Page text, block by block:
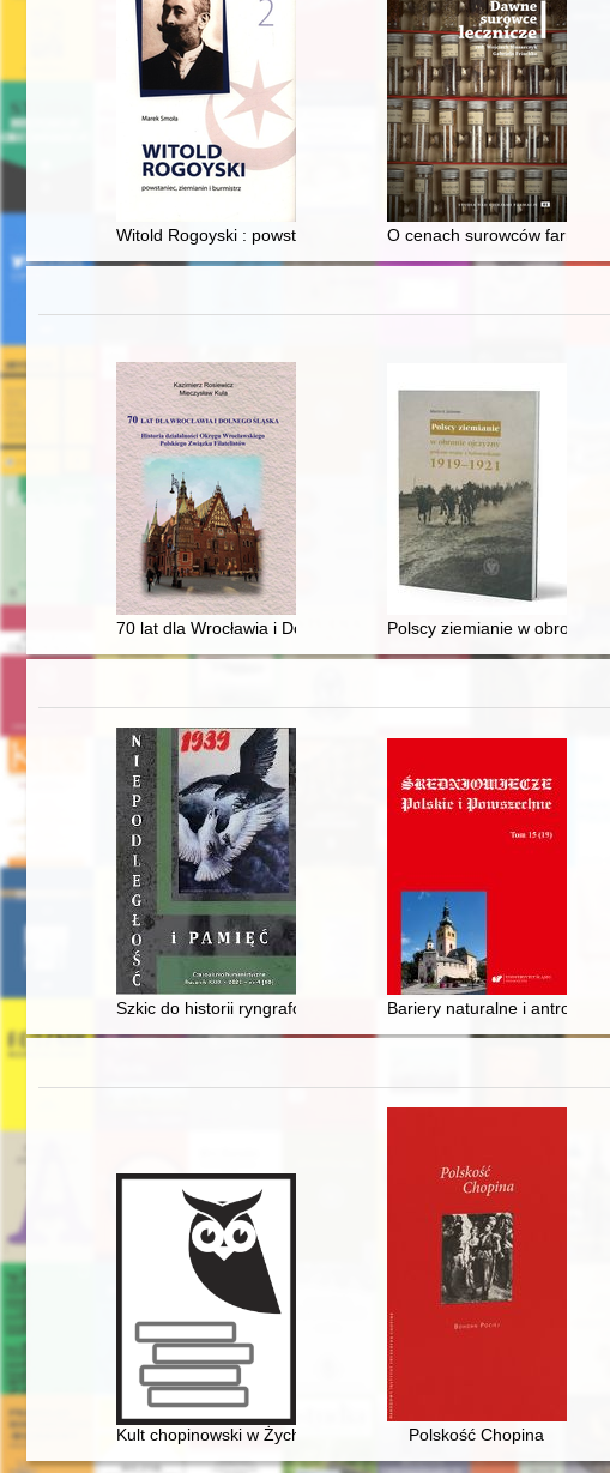
Witold Rogoyski : powstaniec, ziemianin i burmistrz
O cenach surowców
70 lat dla Wrocławia i Dolnego Śląska : historia działalności
Polscy ziemianie w obronie
Szkic do historii ryngrafów dystynkcyjnych w XVIII/XIX wieku
Bariery naturalne i
Kult chopinowski w Żychlinie Polskość Chopina